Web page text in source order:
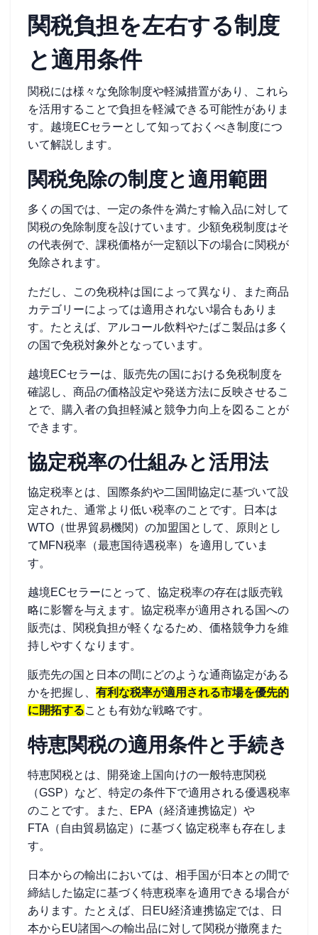
関税負担を左右する制度
と適用条件
関税には様々な免除制度や軽減措置があり、これら
を活用することで負担を軽減できる可能性がありま
す。越境ECセラーとして知っておくべき制度につ
いて解説します。
関税免除の制度と適用範囲
多くの国では、一定の条件を満たす輸入品に対して
関税の免除制度を設けています。少額免税制度はそ
の代表例で、課税価格が一定額以下の場合に関税が
免除されます。
ただし、この免税枠は国によって異なり、また商品
カテゴリーによっては適用されない場合もありま
す。たとえば、アルコール飲料やたばこ製品は多く
の国で免税対象外となっています。
越境ECセラーは、販売先の国における免税制度を
確認し、商品の価格設定や発送方法に反映させるこ
とで、購入者の負担軽減と競争力向上を図ることが
できます。
協定税率の仕組みと活用法
協定税率とは、国際条約や二国間協定に基づいて設
定された、通常より低い税率のことです。日本は
WTO（世界貿易機関）の加盟国として、原則とし
てMFN税率（最恵国待遇税率）を適用していま
す。
越境ECセラーにとって、協定税率の存在は販売戦
略に影響を与えます。協定税率が適用される国への
販売は、関税負担が軽くなるため、価格競争力を維
持しやすくなります。
販売先の国と日本の間にどのような通商協定がある
かを把握し、 有利な税率が適用される市場を優先的
に開拓することも有効な戦略です。
特恵関税の適用条件と手続き
特恵関税とは、開発途上国向けの一般特恵関税
（GSP）など、特定の条件下で適用される優遇税率
のことです。また、EPA（経済連携協定）や
FTA（自由貿易協定）に基づく協定税率も存在しま
す。
日本からの輸出においては、相手国が日本との間で
締結した協定に基づく特恵税率を適用できる場合が
あります。たとえば、日EU経済連携協定では、日
本からEU諸国への輸出品に対して関税が撤廃また